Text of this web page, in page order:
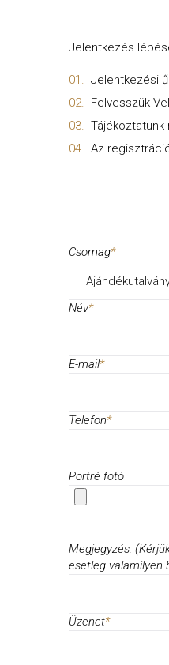
Jelentkezés
Jelentkezési
Felvesszük
Az
Csomag*
Név*
E-mail*
Telefon*
Portré fotó
Megjegyzés:
esetleg valamilyen
Üzenet*